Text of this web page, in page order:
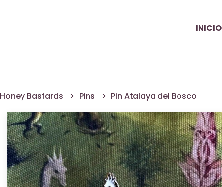
INICIO
Honey Bastards Pins Pin Atalaya del Bosco